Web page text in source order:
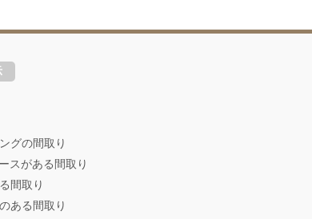
グの間取り
スがある間取り
間取り
ある間取り